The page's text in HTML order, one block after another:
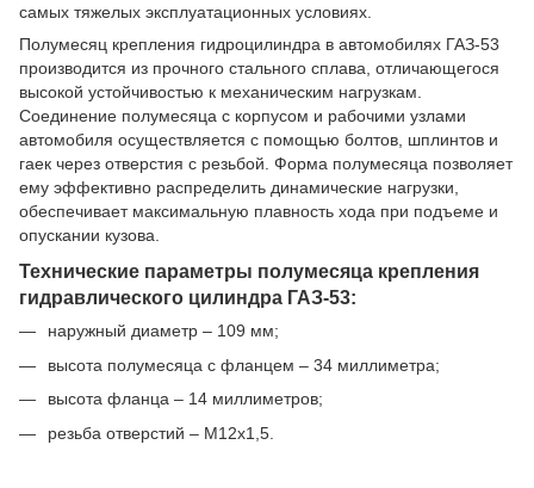
самых тяжелых эксплуатационных условиях.
Полумесяц крепления гидроцилиндра в автомобилях ГАЗ-53
производится из прочного стального сплава, отличающегося
высокой устойчивостью к механическим нагрузкам.
Соединение полумесяца с корпусом и рабочими узлами
автомобиля осуществляется с помощью болтов, шплинтов и
гаек через отверстия с резьбой. Форма полумесяца позволяет
ему эффективно распределить динамические нагрузки,
обеспечивает максимальную плавность хода при подъеме и
опускании кузова.
Технические параметры полумесяца крепления
гидравлического цилиндра ГАЗ-53:
наружный диаметр – 109 мм;
высота полумесяца с фланцем – 34 миллиметра;
высота фланца – 14 миллиметров;
резьба отверстий – М12х1,5.